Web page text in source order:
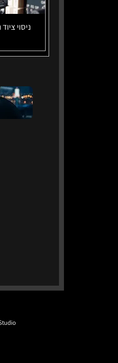
ניסוי